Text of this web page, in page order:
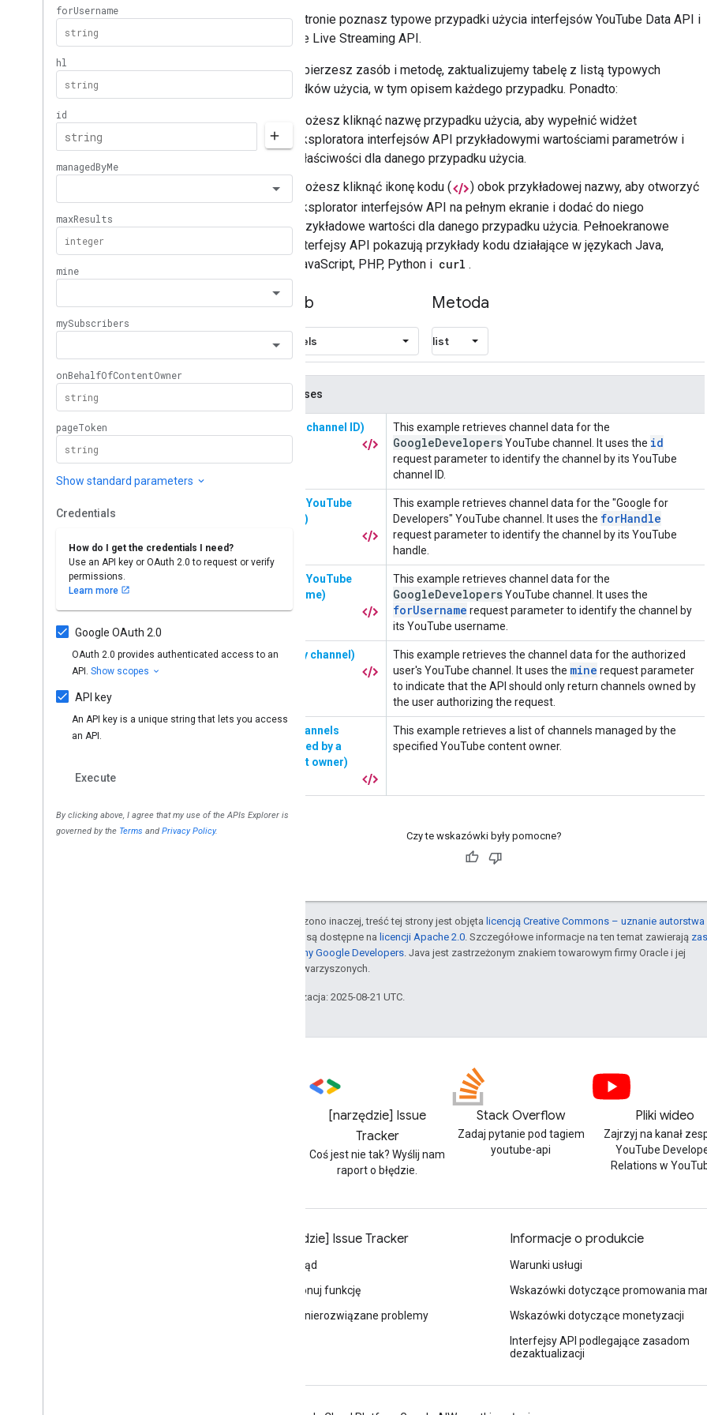
Czy te wskazówki były pomocne?
O ile nie stwierdzono inaczej, treść tej strony jest objęta licencją Creative Commons – uznanie autorstwa
fragmenty kodu są dostępne na licencji Apache 2.0 . Szczegółowe informacje na ten temat zawierają
dotyczące witryny Google Developers . Java jest zastrzeżonym znakiem towarowym firmy Oracle i jej
podmiotów stowarzyszonych.
Ostatnia aktualizacja: 2025-08-21 UTC.
[narzędzie] Issue
Tracker
Coś jest nie tak? Wyślij nam
raport o błędzie.
Stack Overflow
Zadaj pytanie pod tagiem
youtube-api
Pliki wideo
Zajrzyj na kanał
YouTube
Relations w
[narzędzie] Issue Tracker
Zgłoś błąd
Zaproponuj funkcję
Zobacz nierozwiązane problemy
Informacje o produkcie
Warunki usługi
Wskazówki dotyczące promowania
Wskazówki dotyczące monetyzacji
Interfejsy API podlegające zasadom
dezaktualizacji